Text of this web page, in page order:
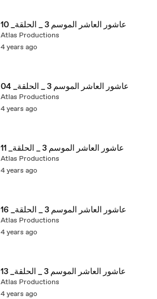
عاشور العاشر الموسم 3 _ الحلقة_ 10
Atlas Productions
4 years ago
عاشور العاشر الموسم 3 _ الحلقة_ 04
Atlas Productions
4 years ago
عاشور العاشر الموسم 3 _ الحلقة_ 11
Atlas Productions
4 years ago
عاشور العاشر الموسم 3 _ الحلقة_ 16
Atlas Productions
4 years ago
عاشور العاشر الموسم 3 _ الحلقة_ 13
Atlas Productions
4 years ago